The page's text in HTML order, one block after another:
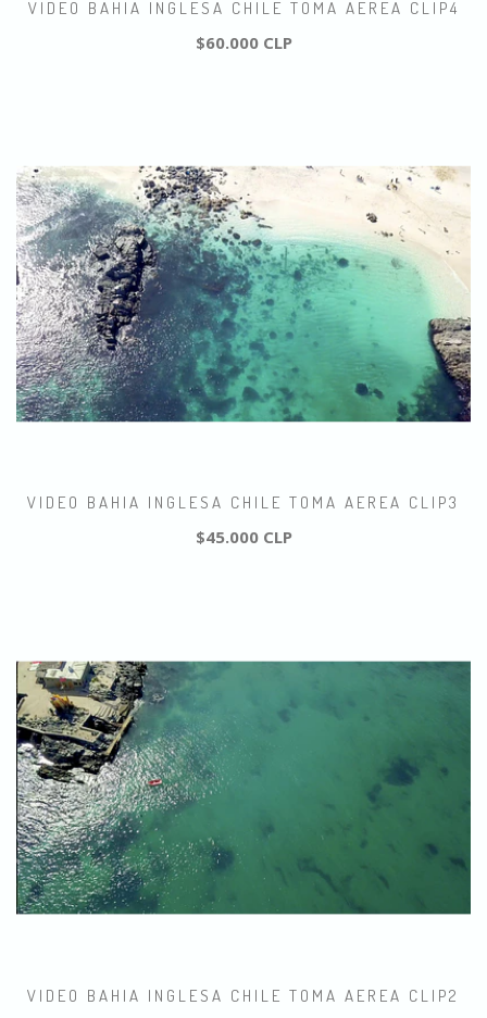
VIDEO BAHIA INGLESA CHILE TOMA AEREA CLIP4
$60.000 CLP
VIDEO BAHIA INGLESA CHILE TOMA AEREA CLIP3
$45.000 CLP
VIDEO BAHIA INGLESA CHILE TOMA AEREA CLIP2